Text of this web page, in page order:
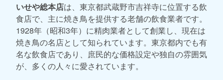
いせや総本店は、東京都武蔵野市吉祥寺に位置する飲
食店で、主に焼き鳥を提供する老舗の飲食業者です。
1928年（昭和3年）に精肉業者として創業し、現在は
焼き鳥の名店として知られています。東京都内でも有
名な飲食店であり、庶民的な価格設定や独自の雰囲気
が、多くの人々に愛されています。